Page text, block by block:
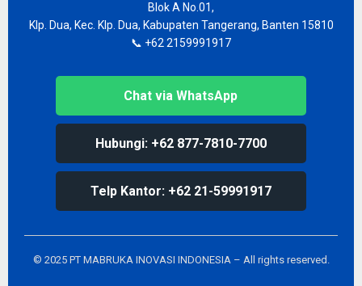
Blok A No.01,
Klp. Dua, Kec. Klp. Dua, Kabupaten Tangerang, Banten 15810
📞 +62 2159991917
Chat via WhatsApp
Hubungi: +62 877-7810-7700
Telp Kantor: +62 21-59991917
© 2025 PT MABRUKA INOVASI INDONESIA – All rights reserved.